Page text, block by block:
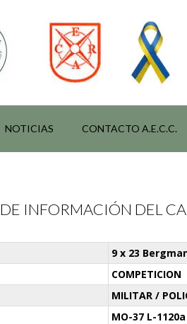
NOTICIAS CONTACTO A.E.C.C.
INFORMACIÓN DEL
9 x 23
COMPETICION
MILITAR /
MO-37 L-1120a